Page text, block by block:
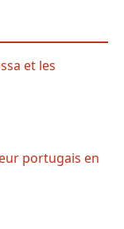
et les
portugais en